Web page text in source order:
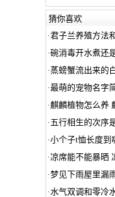
猜你喜欢
·君子兰养殖方法
·碗消毒开水煮还
· 蒸螃蟹流出来的
·最萌的宠物名字
·麒麟植物怎么养
· 五行相生的次序
·小个子t恤长度到
· 凉席能不能暴晒
·梦见下雨屋里漏
·水气双调和零冷